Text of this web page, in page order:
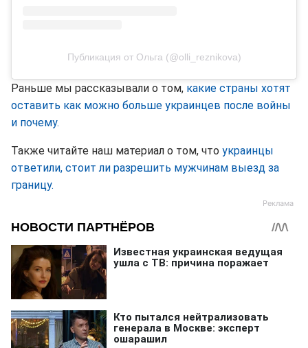
Публикация от Ольга (@olli_reznikova)
Раньше мы рассказывали о том, какие страны хотят
оставить как можно больше украинцев после войны
и почему.
Также читайте наш материал о том, что украинцы
ответили, стоит ли разрешить мужчинам выезд за
границу.